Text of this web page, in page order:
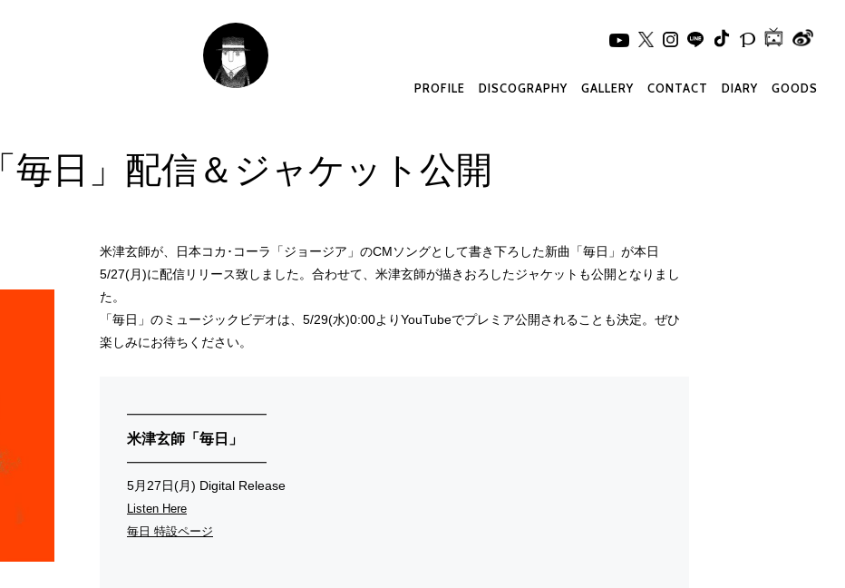
GOODS
DIARY
CONTACT
GALLERY
DISCOGRAPHY
PROFILE
「毎日」配信＆ジャケット公開
米津玄師が、日本コカ･コーラ「ジョージア」のCMソングとして書き下ろした新曲「毎日」が本日
5/27(月)に配信リリース致しました。合わせて、米津玄師が描きおろしたジャケットも公開となりまし
た。
「毎日」のミュージックビデオは、5/29(水)0:00よりYouTubeでプレミア公開されることも決定。ぜひ
楽しみにお待ちください。
━━━━━━━━━━━
米津玄師「毎日」
━━━━━━━━━━━
5月27日(月) Digital Release
Listen Here
毎日 特設ページ